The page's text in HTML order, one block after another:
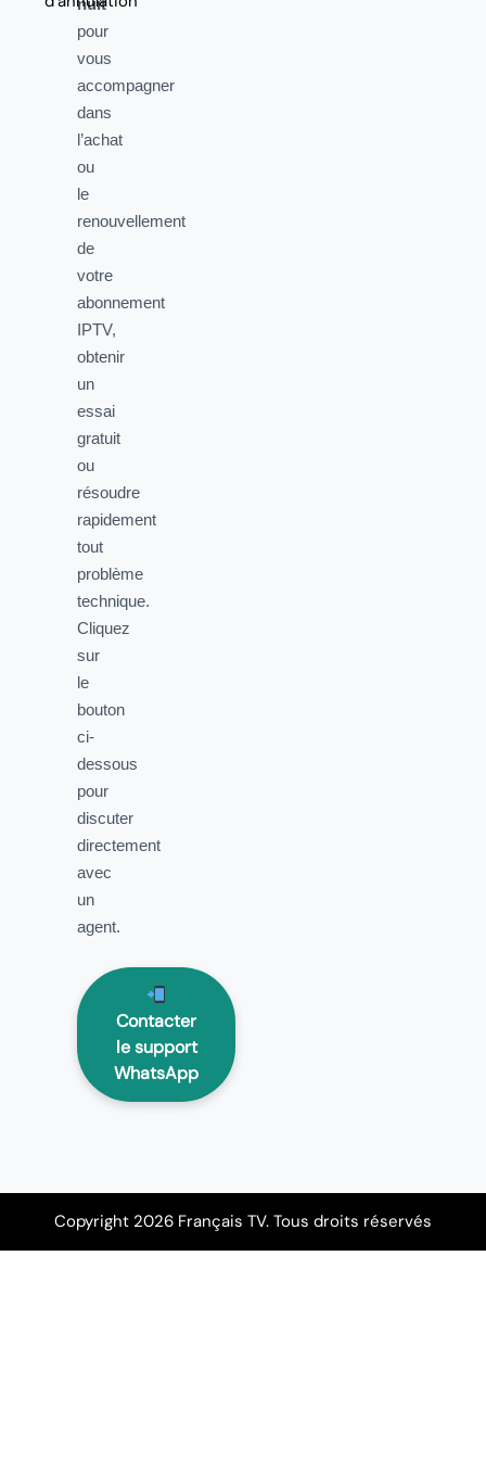
nuit
pour
vous
accompagner
dans
l’achat
ou
le
renouvellement
de
votre
abonnement
IPTV,
obtenir
un
essai
gratuit
ou
résoudre
rapidement
tout
problème
technique.
Cliquez
sur
le
bouton
ci-
dessous
pour
discuter
directement
avec
un
agent.
Contacter
le support
WhatsApp
Copyright 2026 Français TV. Tous droits réservés